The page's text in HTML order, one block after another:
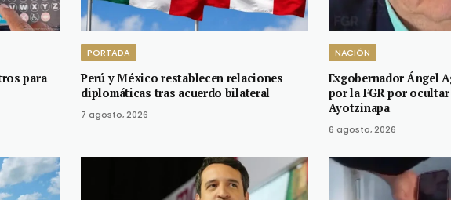
para
PORTADA
Perú y México restablecen relaciones
diplomáticas tras acuerdo bilateral
7 agosto, 2026
NACIÓN
Exgobernador Ángel
por la FGR por
Ayotzinapa
6 agosto, 2026